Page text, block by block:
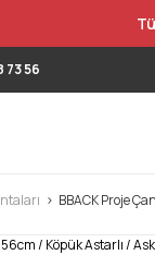
73 56
BBACK Proje